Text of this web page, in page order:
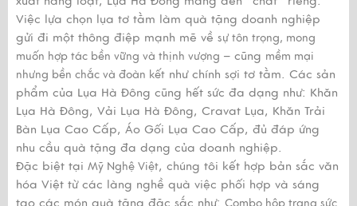
Việc lựa chọn lụa tơ tằm làm quà tặng doanh nghiệp
gửi đi một thông điệp mạnh mẽ về sự tôn trọng, mong
muốn hợp tác bền vững và thịnh vượng – cũng mềm mại
nhưng bền chắc và đoàn kết như chính sợi tơ tằm. Các sản
phẩm của Lụa Hà Đông cũng hết sức đa dạng như: Khăn
Lụa Hà Đông, Vải Lụa Hà Đông, Cravat Lụa, Khăn Trải
Bàn Lụa Cao Cấp, Áo Gối Lụa Cao Cấp, đủ đáp ứng
nhu cầu quà tặng đa dạng của doanh nghiệp.
Đặc biệt tại Mỹ Nghệ Việt, chúng tôi kết hợp bản sắc văn
hóa Việt từ các làng nghề quà việc phối hợp và sáng
tạo các món quà tặng đặc sắc như: